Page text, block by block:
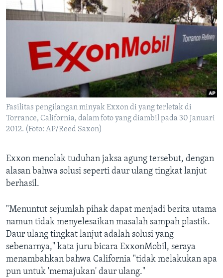
Fasilitas pengilangan minyak Exxon di yang terletak di
Torrance, California, dalam foto yang diambil pada 30 Januari
2012. (Foto: AP/Reed Saxon)
Exxon menolak tuduhan jaksa agung tersebut, dengan
alasan bahwa solusi seperti daur ulang tingkat lanjut
berhasil.
"Menuntut sejumlah pihak dapat menjadi berita utama
namun tidak menyelesaikan masalah sampah plastik.
Daur ulang tingkat lanjut adalah solusi yang
sebenarnya," kata juru bicara ExxonMobil, seraya
menambahkan bahwa California "tidak melakukan apa
pun untuk 'memajukan' daur ulang."